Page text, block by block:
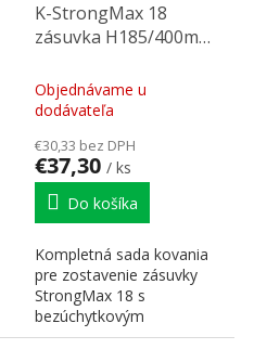
K-StrongMax 18
zásuvka H185/400mm
Objednávame u
dodávateľa
€30,33 bez DPH
€37,30 / ks
Do košíka
Kompletná sada kovania
pre zostavenie zásuvky
StrongMax 18 s
bezúchytkovým
otváraním" "PUSH". Nutné